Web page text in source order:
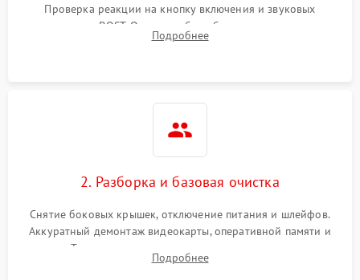
Проверка реакции на кнопку включения и звуковых
сигналов POST. Оценка работы блока питания для
локализации базовых неисправностей без полного разбора.
Подробнее
2. Разборка и базовая очистка
Снятие боковых крышек, отключение питания и шлейфов.
Аккуратный демонтаж видеокарты, оперативной памяти и
кулеров. Тщательная очистка корпуса и радиаторов от пыли
с помощью сжатого воздуха для предотвращения
Подробнее